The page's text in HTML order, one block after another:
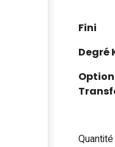
Fini
Degré